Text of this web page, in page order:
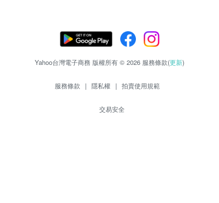
Yahoo台灣電子商務 版權所有 © 2026 服務條款(更新)
服務條款 | 隱私權 | 拍賣使用規範
交易安全